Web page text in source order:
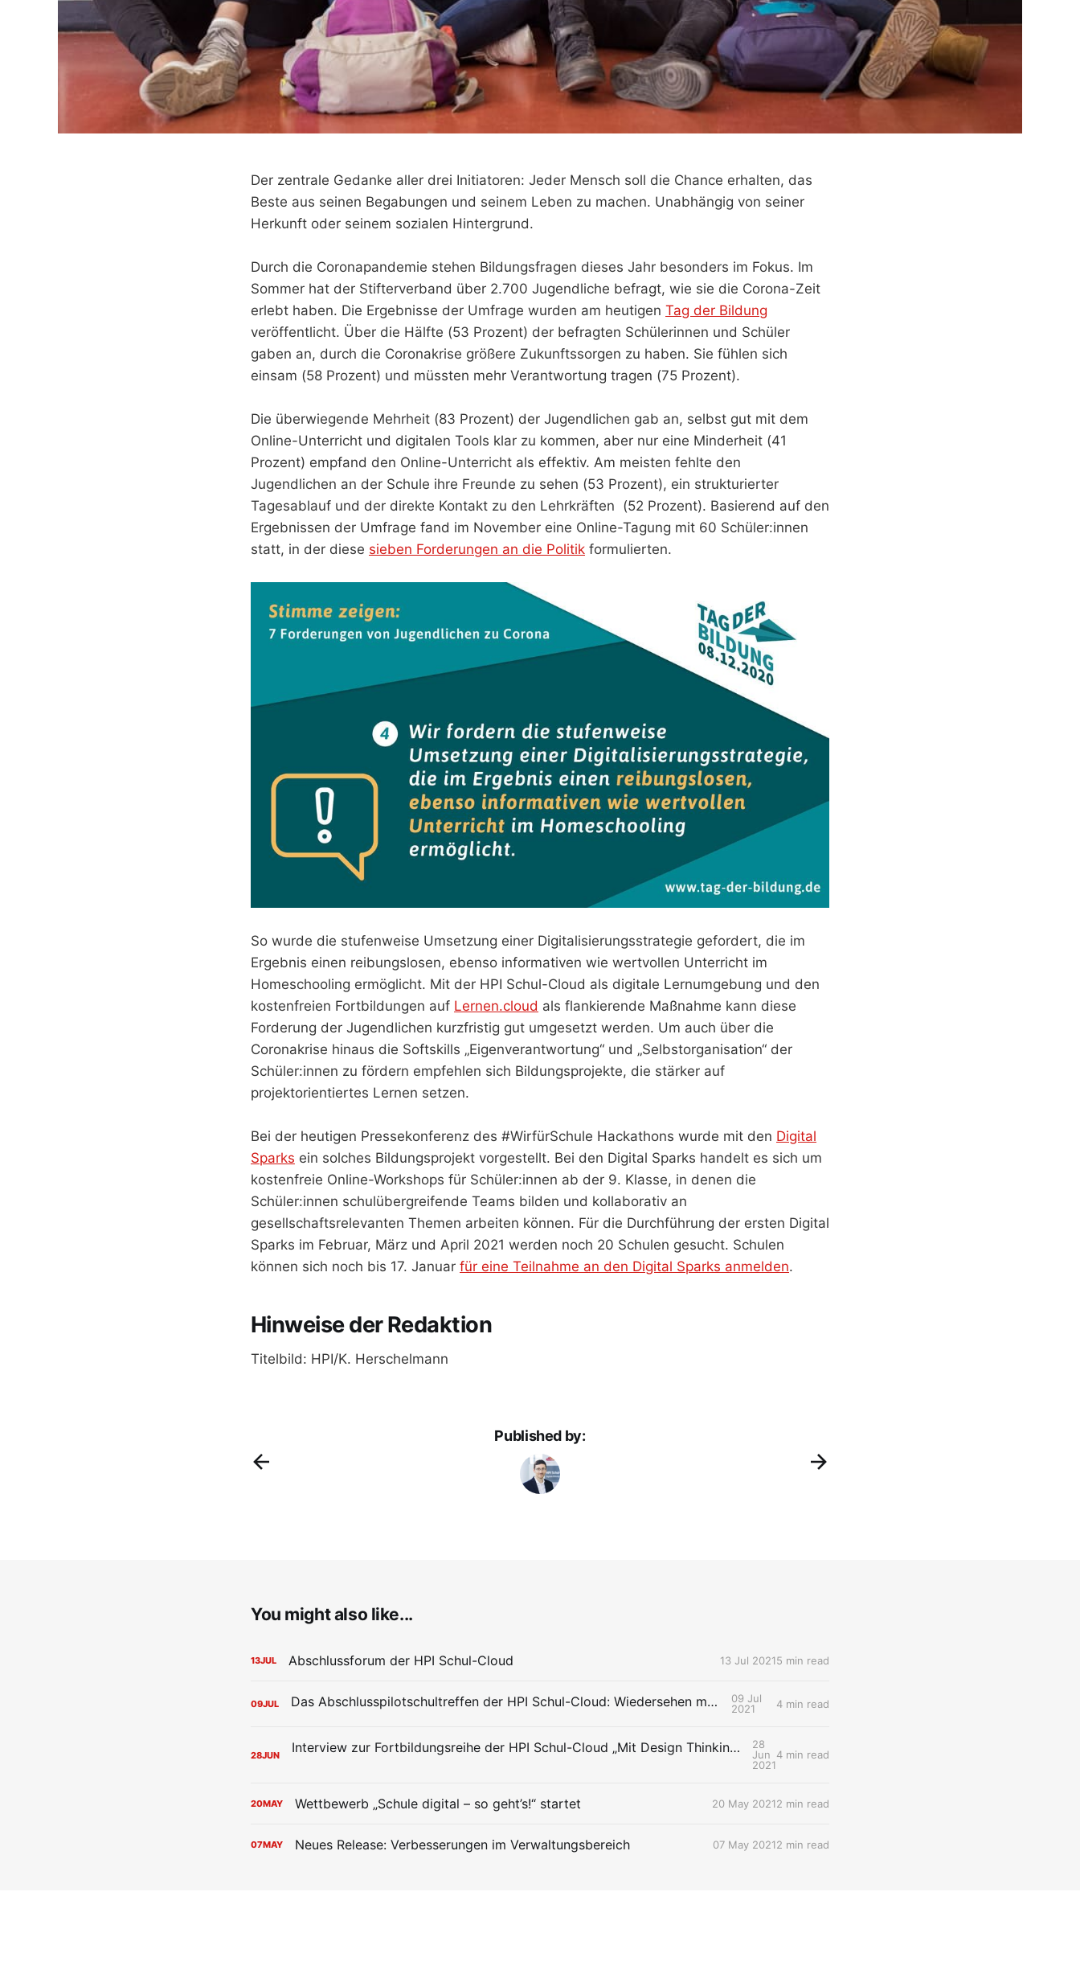
Der zentrale Gedanke aller drei Initiatoren: Jeder Mensch soll die Chance erhalten, das
Beste aus seinen Begabungen und seinem Leben zu machen. Unabhängig von seiner
Herkunft oder seinem sozialen Hintergrund.
Durch die Coronapandemie stehen Bildungsfragen dieses Jahr besonders im Fokus. Im
Sommer hat der Stifterverband über 2.700 Jugendliche befragt, wie sie die Corona-Zeit
erlebt haben. Die Ergebnisse der Umfrage wurden am heutigen Tag der Bildung
veröffentlicht. Über die Hälfte (53 Prozent) der befragten Schülerinnen und Schüler
gaben an, durch die Coronakrise größere Zukunftssorgen zu haben. Sie fühlen sich
einsam (58 Prozent) und müssten mehr Verantwortung tragen (75 Prozent).
Die überwiegende Mehrheit (83 Prozent) der Jugendlichen gab an, selbst gut mit dem
Online-Unterricht und digitalen Tools klar zu kommen, aber nur eine Minderheit (41
Prozent) empfand den Online-Unterricht als effektiv. Am meisten fehlte den
Jugendlichen an der Schule ihre Freunde zu sehen (53 Prozent), ein strukturierter
Tagesablauf und der direkte Kontakt zu den Lehrkräften (52 Prozent). Basierend auf den
Ergebnissen der Umfrage fand im November eine Online-Tagung mit 60 Schüler:innen
statt, in der diese sieben Forderungen an die Politik formulierten.
So wurde die stufenweise Umsetzung einer Digitalisierungsstrategie gefordert, die im
Ergebnis einen reibungslosen, ebenso informativen wie wertvollen Unterricht im
Homeschooling ermöglicht. Mit der HPI Schul-Cloud als digitale Lernumgebung und den
kostenfreien Fortbildungen auf Lernen.cloud als flankierende Maßnahme kann diese
Forderung der Jugendlichen kurzfristig gut umgesetzt werden. Um auch über die
Coronakrise hinaus die Softskills „Eigenverantwortung“ und „Selbstorganisation“ der
Schüler:innen zu fördern empfehlen sich Bildungsprojekte, die stärker auf
projektorientiertes Lernen setzen.
Bei der heutigen Pressekonferenz des #WirfürSchule Hackathons wurde mit den Digital
Sparks ein solches Bildungsprojekt vorgestellt. Bei den Digital Sparks handelt es sich um
kostenfreie Online-Workshops für Schüler:innen ab der 9. Klasse, in denen die
Schüler:innen schulübergreifende Teams bilden und kollaborativ an
gesellschaftsrelevanten Themen arbeiten können. Für die Durchführung der ersten Digital
Sparks im Februar, März und April 2021 werden noch 20 Schulen gesucht. Schulen
können sich noch bis 17. Januar für eine Teilnahme an den Digital Sparks anmelden.
Hinweise der Redaktion
Titelbild: HPI/K. Herschelmann
Published by:
You might also like...
13JUL Abschlussforum der HPI Schul-Cloud 13 Jul 20215 min read
09JUL Das Abschlusspilotschultreffen der HPI Schul-Cloud: Wiedersehen macht Freude
09 Jul
2021
4 min read
28JUN Interview zur Fortbildungsreihe der HPI Schul-Cloud „Mit Design Thinking neue Ideen für die digitale Schule entwerfen“
28
Jun
2021
4 min read
20MAY Wettbewerb „Schule digital – so geht’s!“ startet 20 May 20212 min read
07MAY Neues Release: Verbesserungen im Verwaltungsbereich 07 May 20212 min read